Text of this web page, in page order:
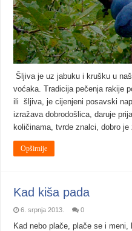
Šljiva je uz jabuku i krušku u
voćaka. Tradicija pečenja rakije
ili šljiva, je cijenjeni posavski
izražava dobrodošlica, daruje
količinama, tvrde znalci, dobro je
Opširnije
Kad kiša pada
6. srpnja 2013. 0
Kad nebo plače, plače se i